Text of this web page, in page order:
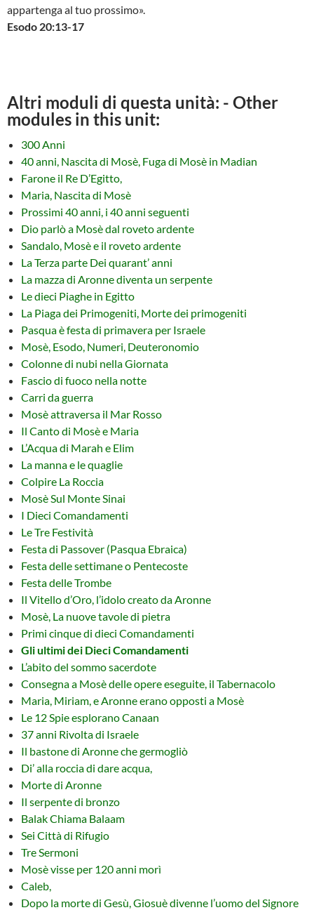
appartenga al tuo prossimo».
Esodo 20:13-17
Altri moduli di questa unità: - Other
modules in this unit:
300 Anni
40 anni, Nascita di Mosè, Fuga di Mosè in Madian
Farone il Re D’Egitto,
Maria, Nascita di Mosè
Prossimi 40 anni, i 40 anni seguenti
Dio parlò a Mosè dal roveto ardente
Sandalo, Mosè e il roveto ardente
La Terza parte Dei quarant’ anni
La mazza di Aronne diventa un serpente
Le dieci Piaghe in Egitto
La Piaga dei Primogeniti, Morte dei primogeniti
Pasqua è festa di primavera per Israele
Mosè, Esodo, Numeri, Deuteronomio
Colonne di nubi nella Giornata
Fascio di fuoco nella notte
Carri da guerra
Mosè attraversa il Mar Rosso
Il Canto di Mosè e Maria
L’Acqua di Marah e Elim
La manna e le quaglie
Colpire La Roccia
Mosè Sul Monte Sinai
I Dieci Comandamenti
Le Tre Festività
Festa di Passover (Pasqua Ebraica)
Festa delle settimane o Pentecoste
Festa delle Trombe
Il Vitello d’Oro, l’idolo creato da Aronne
Mosè, La nuove tavole di pietra
Primi cinque di dieci Comandamenti
Gli ultimi dei Dieci Comandamenti
L’abito del sommo sacerdote
Consegna a Mosè delle opere eseguite, il Tabernacolo
Maria, Miriam, e Aronne erano opposti a Mosè
Le 12 Spie esplorano Canaan
37 anni Rivolta di Israele
Il bastone di Aronne che germogliò
Di’ alla roccia di dare acqua,
Morte di Aronne
Il serpente di bronzo
Balak Chiama Balaam
Sei Città di Rifugio
Tre Sermoni
Mosè visse per 120 anni morì
Caleb,
Dopo la morte di Gesù, Giosuè divenne l’uomo del Signore